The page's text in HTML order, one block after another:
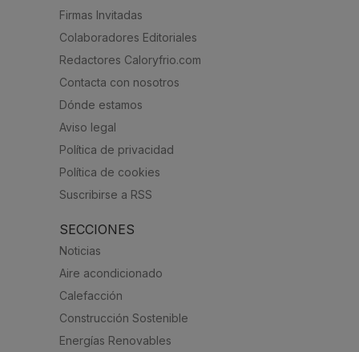
Firmas Invitadas
Colaboradores Editoriales
Redactores Caloryfrio.com
Contacta con nosotros
Dónde estamos
Aviso legal
Política de privacidad
Política de cookies
Suscribirse a RSS
SECCIONES
Noticias
Aire acondicionado
Calefacción
Construcción Sostenible
Energías Renovables